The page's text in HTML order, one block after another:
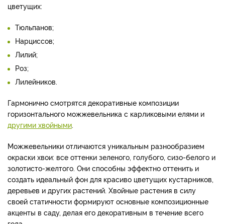
цветущих:
Тюльпанов;
Нарциссов;
Лилий;
Роз;
Лилейников.
Гармонично смотрятся декоративные композиции
горизонтального можжевельника с карликовыми елями и
другими хвойными
Можжевельники отличаются уникальным разнообразием
окраски хвои: все оттенки зеленого, голубого, сизо-белого и
золотисто-желтого. Они способны эффектно оттенить и
создать идеальный фон для красиво цветущих кустарников,
деревьев и других растений. Хвойные растения в силу
своей статичности формируют основные композиционные
акценты в саду, делая его декоративным в течение всего